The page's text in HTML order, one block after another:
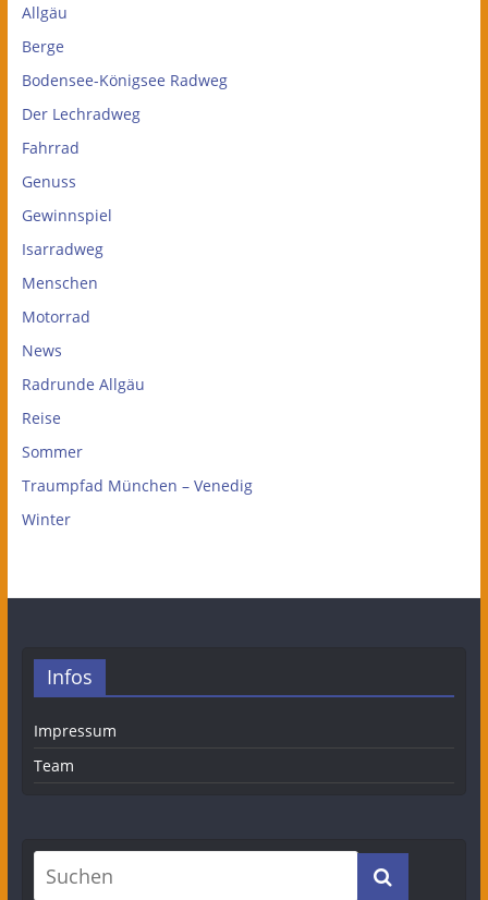
Allgäu
Berge
Bodensee-Königsee Radweg
Der Lechradweg
Fahrrad
Genuss
Gewinnspiel
Isarradweg
Menschen
Motorrad
News
Radrunde Allgäu
Reise
Sommer
Traumpfad München – Venedig
Winter
Infos
Impressum
Team